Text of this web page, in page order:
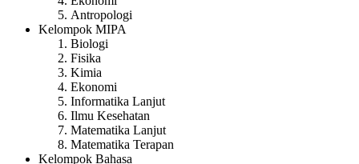
Antropologi
Kelompok MIPA
Biologi
Fisika
Kimia
Ekonomi
Informatika Lanjut
Ilmu Kesehatan
Matematika Lanjut
Matematika Terapan
Kelompok Bahasa